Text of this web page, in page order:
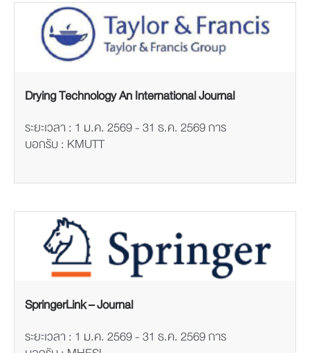
Drying Technology An International Journal
ระยะเวลา : 1 ม.ค. 2569 - 31 ธ.ค. 2569 การ
บอกรับ : KMUTT
SpringerLink – Journal
ระยะเวลา : 1 ม.ค. 2569 - 31 ธ.ค. 2569 การ